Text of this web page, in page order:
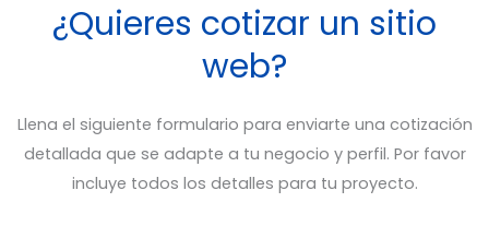
¿Quieres cotizar un sitio
web?
Llena el siguiente formulario para enviarte una cotización
detallada que se adapte a tu negocio y perfil. Por favor
incluye todos los detalles para tu proyecto.